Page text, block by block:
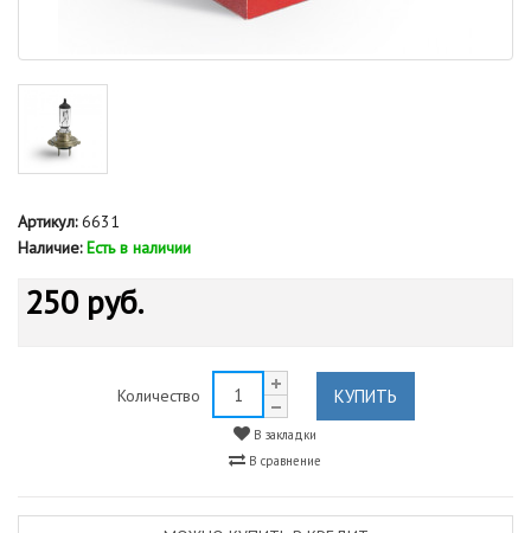
Артикул:6631
Наличие: Есть в наличии
250 руб.
Количество КУПИТЬ
В закладки
В сравнение